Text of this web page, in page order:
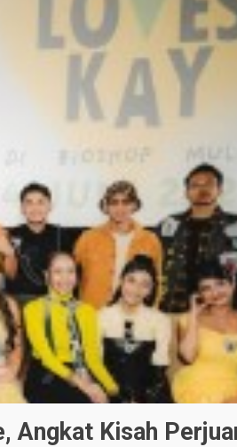
Kisah